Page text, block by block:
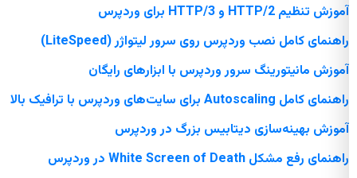
آموزش تنظیم HTTP/2 و HTTP/3 برای وردپرس
راهنمای کامل نصب وردپرس روی سرور لیتواژر (LiteSpeed)
آموزش مانیتورینگ سرور وردپرس با ابزارهای رایگان
راهنمای کامل Autoscaling برای سایت‌های وردپرس با ترافیک بالا
آموزش بهینه‌سازی دیتابیس بزرگ در وردپرس
راهنمای رفع مشکل White Screen of Death در وردپرس